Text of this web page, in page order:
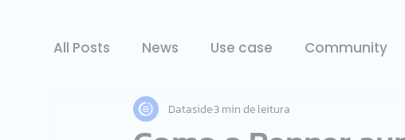
All Posts News Use case Community
Dataside3 min de leitura